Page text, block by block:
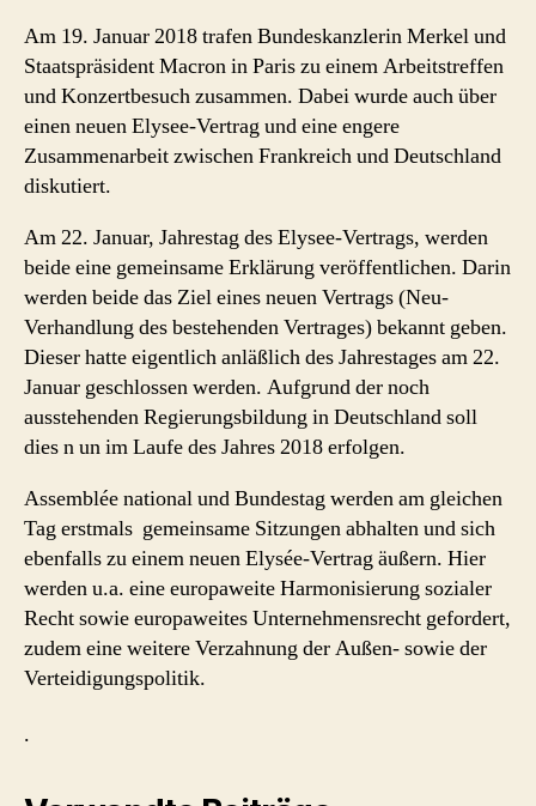
Am 19. Januar 2018 trafen Bundeskanzlerin Merkel und
Staatspräsident Macron in Paris zu einem Arbeitstreffen
und Konzertbesuch zusammen. Dabei wurde auch über
einen neuen Elysee-Vertrag und eine engere
Zusammenarbeit zwischen Frankreich und Deutschland
diskutiert.
Am 22. Januar, Jahrestag des Elysee-Vertrags, werden
beide eine gemeinsame Erklärung veröffentlichen. Darin
werden beide das Ziel eines neuen Vertrags (Neu-
Verhandlung des bestehenden Vertrages) bekannt geben.
Dieser hatte eigentlich anläßlich des Jahrestages am 22.
Januar geschlossen werden. Aufgrund der noch
ausstehenden Regierungsbildung in Deutschland soll
dies n un im Laufe des Jahres 2018 erfolgen.
Assemblée national und Bundestag werden am gleichen
Tag erstmals gemeinsame Sitzungen abhalten und sich
ebenfalls zu einem neuen Elysée-Vertrag äußern. Hier
werden u.a. eine europaweite Harmonisierung sozialer
Recht sowie europaweites Unternehmensrecht gefordert,
zudem eine weitere Verzahnung der Außen- sowie der
Verteidigungspolitik.
.